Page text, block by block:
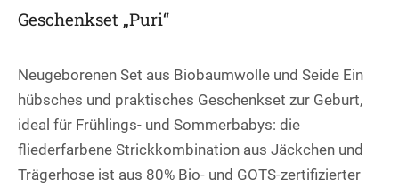
Geschenkset „Puri“
Neugeborenen Set aus Biobaumwolle und Seide Ein
hübsches und praktisches Geschenkset zur Geburt,
ideal für Frühlings- und Sommerbabys: die
fliederfarbene Strickkombination aus Jäckchen und
Trägerhose ist aus 80% Bio- und GOTS-zertifizierter